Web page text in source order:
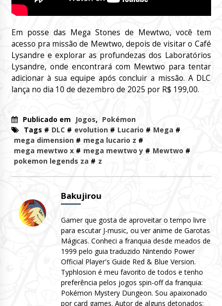
Em posse das Mega Stones de Mewtwo, você tem
acesso pra missão de Mewtwo, depois de visitar o Café
Lysandre e explorar as profundezas dos Laboratórios
Lysandre, onde encontrará com Mewtwo para tentar
adicionar à sua equipe após concluir a missão. A DLC
lança no dia 10 de dezembro de 2025 por R$ 199,00.
Publicado em Jogos, Pokémon
Tags # DLC # evolution# Lucario # Mega #
mega dimension# mega lucario z #
mega mewtwo x# mega mewtwo y# Mewtwo #
pokemon legends za # z
Bakujirou
Gamer que gosta de aproveitar o tempo livre
para escutar J-music, ou ver anime de Garotas
Mágicas. Conheci a franquia desde meados de
1999 pelo guia traduzido Nintendo Power
Official Player's Guide Red & Blue Version.
Typhlosion é meu favorito de todos e tenho
preferência pelos jogos spin-off da franquia:
Pokémon Mystery Dungeon. Sou apaixonado
por card games. Autor de alguns detonados: